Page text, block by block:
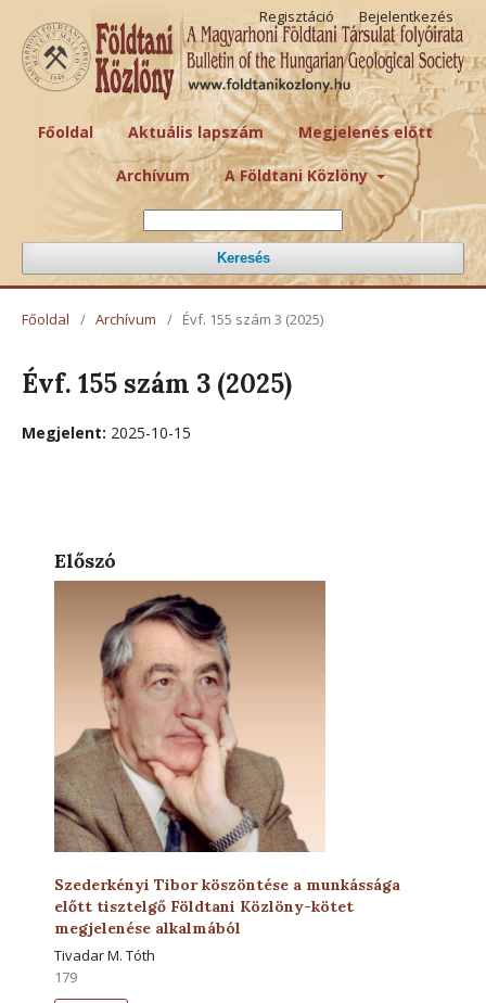
Főoldal Aktuális lapszám Megjelenés előtt
Archívum A Földtani Közlöny
Keresés
Regisztáció Bejelentkezés
Főoldal / Archívum / Évf. 155 szám 3 (2025)
Évf. 155 szám 3 (2025)
Megjelent: 2025-10-15
Előszó
Szederkényi Tibor köszöntése a munkássága
előtt tisztelgő Földtani Közlöny-kötet
megjelenése alkalmából
Tivadar M. Tóth
179